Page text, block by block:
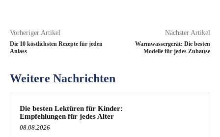
Vorheriger Artikel
Die 10 köstlichsten Rezepte für jeden
Anlass
Nächster Artikel
Warmwassergerät: Die besten
Modelle für jedes Zuhause
Weitere Nachrichten
Die besten Lektüren für Kinder:
Empfehlungen für jedes Alter
08.08.2026